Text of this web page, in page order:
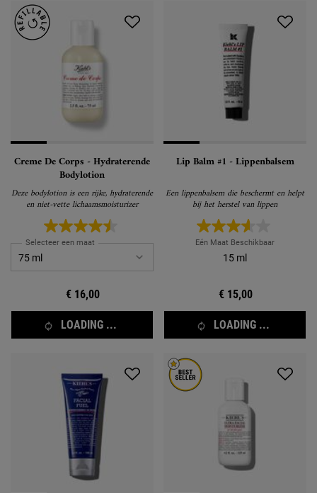
Creme De Corps - Hydraterende
Bodylotion
Deze bodylotion is een rijke, hydraterende
en niet-vette lichaamsmoisturizer
Selecteer een maat
€ 16,00
LOADING ...
Lip Balm #1 - Lippenbalsem
Een lippenbalsem die beschermt en helpt
bij het herstel van lippen
Eén Maat Beschikbaar
15 ml
€ 15,00
LOADING ...